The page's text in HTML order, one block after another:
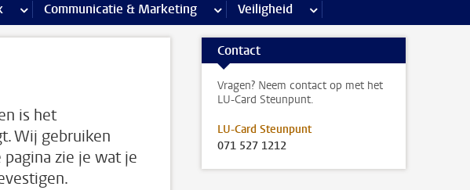
meer Onderzoek pagina’s
Communicatie & Marketing meer Communicatie & Marketing pagina’s
Veiligheid meer Veiligheid pagina’s
is het
Wij gebruiken
pagina zie je wat je
Contact
Vragen? Neem contact op met het
LU-Card Steunpunt.
LU-Card Steunpunt
071 527 1212